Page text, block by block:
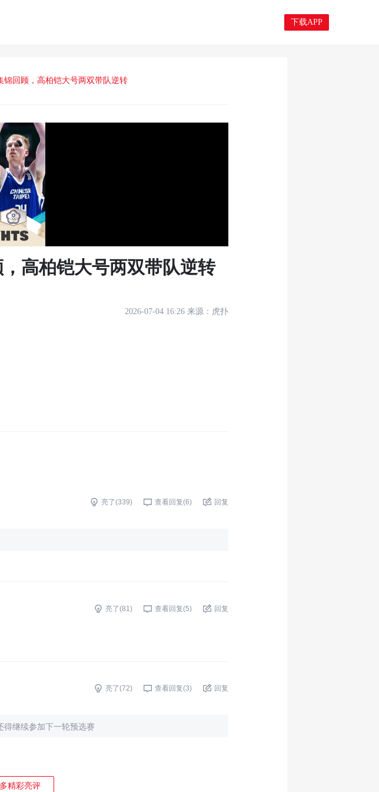
下载APP
锦回顾，高柏铠大号两双带队逆转
高柏铠大号两双带队逆转
2026-07-04 16:26 来源： 虎扑
亮了(339) 查看回复(6) 回复
亮了(81) 查看回复(5) 回复
亮了(72) 查看回复(3) 回复
继续参加下一轮预选赛
精彩亮评